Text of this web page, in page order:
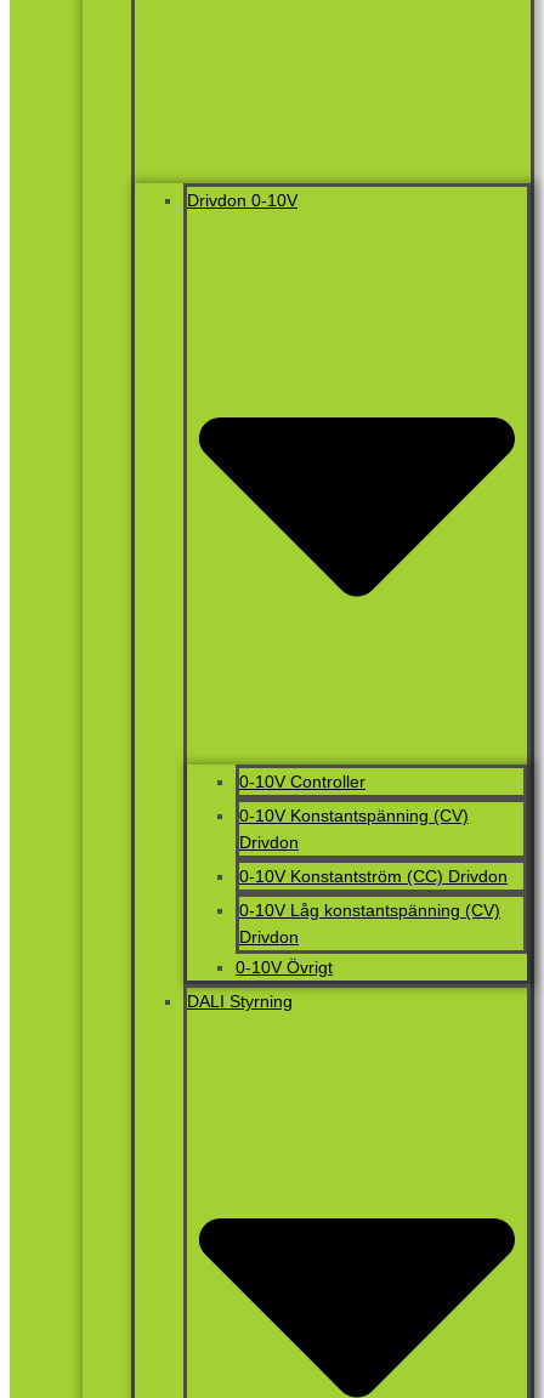
Drivdon 0-10V
0-10V Controller
0-10V Konstantspänning (CV)
Drivdon
0-10V Konstantström (CC) Drivdon
0-10V Låg konstantspänning (CV)
Drivdon
0-10V Övrigt
DALI Styrning